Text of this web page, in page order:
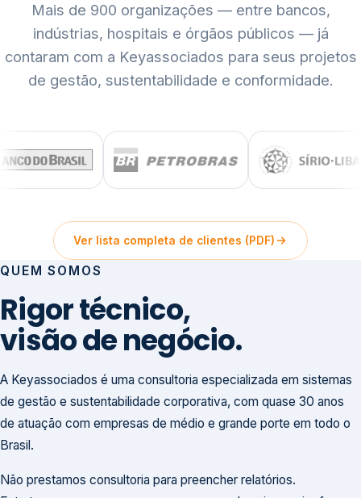
Mais de 900 organizações — entre bancos,
indústrias, hospitais e órgãos públicos — já
contaram com a Keyassociados para seus projetos
de gestão, sustentabilidade e conformidade.
Ver lista completa de clientes (PDF)
QUEM SOMOS
Rigor técnico,
visão de negócio.
A Keyassociados é uma consultoria especializada em sistemas
de gestão e sustentabilidade corporativa, com quase 30 anos
de atuação com empresas de médio e grande porte em todo o
Brasil.
Não prestamos consultoria para preencher relatórios.